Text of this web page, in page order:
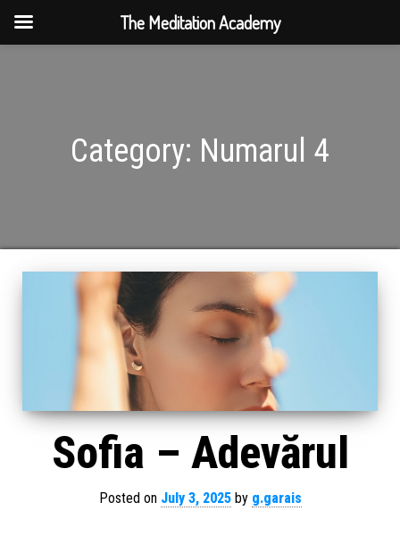
Category: Numarul 4
Sofia – Adevărul
Posted on July 3, 2025by g.garais
The Meditation Academy